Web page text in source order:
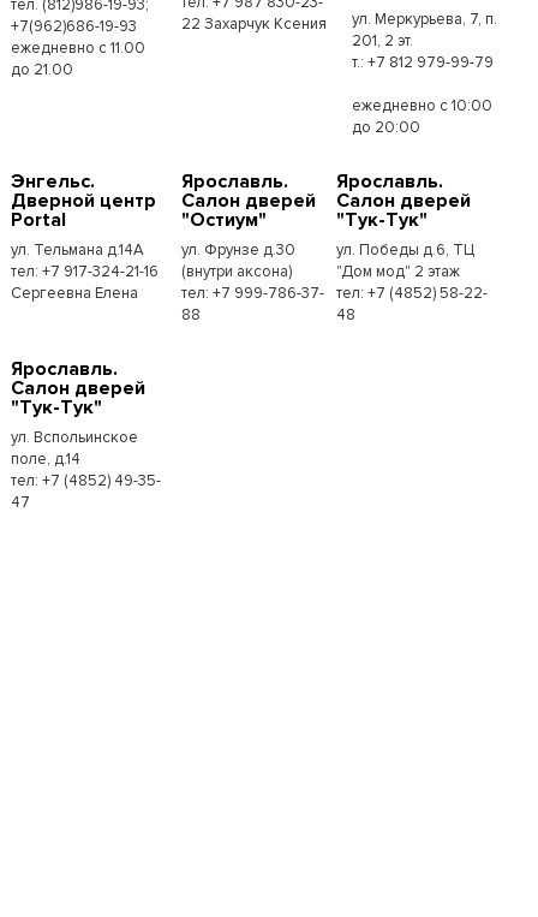
тел. (812)986-19-93;
+7(962)686-19-93
ежедневно с 11.00
до 21.00
22 Захарчук Ксения
ул. Меркурьева, 7, п.
201, 2 эт.
т.: +7 812 979-99-79
ежедневно с 10:00
до 20:00
Энгельс.
Дверной центр
Portal
ул. Тельмана д.14А
тел: +7 917-324-21-16
Сергеевна Елена
Ярославль.
Салон дверей
"Остиум"
ул. Фрунзе д.30
(внутри аксона)
тел: +7 999-786-37-
88
Ярославль.
Салон дверей
"Тук-Тук"
ул. Победы д.6, ТЦ
"Дом мод" 2 этаж
тел: +7 (4852) 58-22-
48
Ярославль.
Салон дверей
"Тук-Тук"
ул. Вспольинское
поле, д.14
тел: +7 (4852) 49-35-
47